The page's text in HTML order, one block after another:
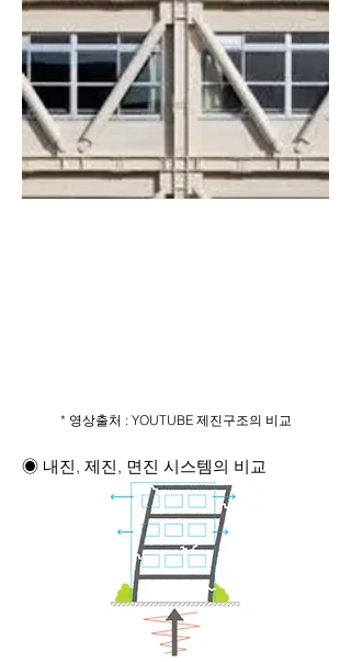
* 영상출처 : YOUTUBE 제진구조의 비교
◉ 내진, 제진, 면진 시스템의 비교